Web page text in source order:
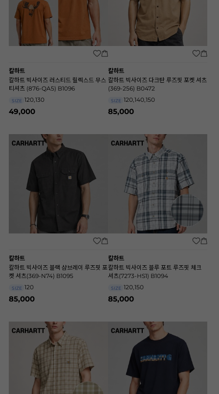
칼하트
칼하트 빅사이즈 러스티드 릴렉스드 무스
티셔츠 (876-QA5) B1096
SIZE 120,130
49,000
칼하트
칼하트 빅사이즈 다크탄 루즈핏 포켓 셔츠
(369-256) B0472
SIZE 120,140,150
85,000
칼하트
칼하트 빅사이즈 블랙 샴브레이 루즈핏 포
켓 셔츠(369-N74) B1095
SIZE 120
85,000
칼하트
칼하트 빅사이즈 블루 포트 루즈핏 체크
셔츠(7273-HS1) B1094
SIZE 120,150
85,000